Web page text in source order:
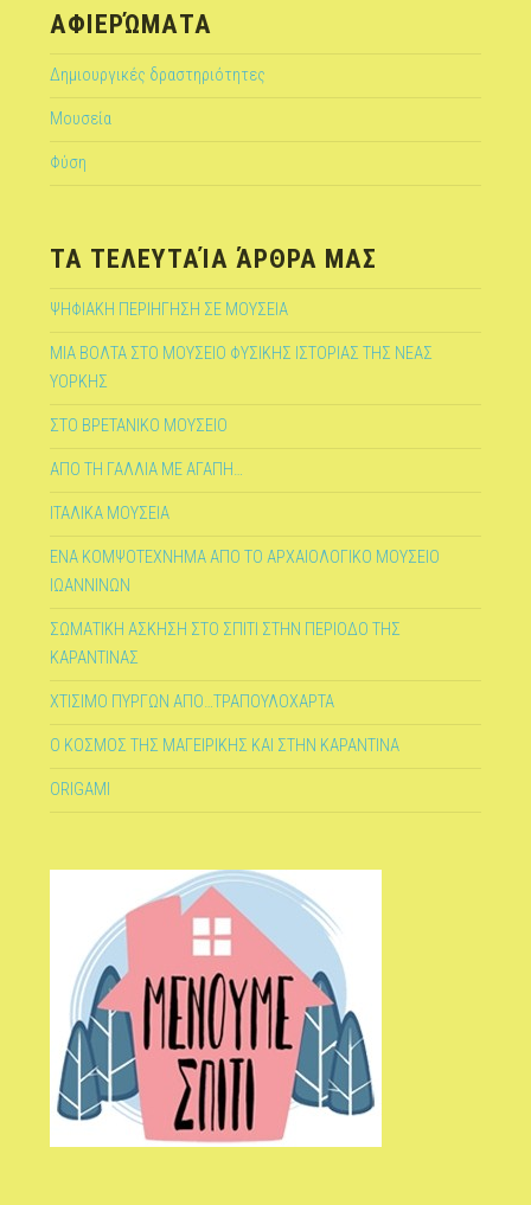
ΑΦΙΕΡΏΜΑΤΑ
Δημιουργικές δραστηριότητες
Μουσεία
Φύση
ΤΑ ΤΕΛΕΥΤΑΊΑ ΆΡΘΡΑ ΜΑΣ
ΨΗΦΙΑΚΗ ΠΕΡΙΗΓΗΣΗ ΣΕ ΜΟΥΣΕΙΑ
ΜΙΑ ΒΟΛΤΑ ΣΤΟ ΜΟΥΣΕΙΟ ΦΥΣΙΚΗΣ ΙΣΤΟΡΙΑΣ ΤΗΣ ΝΕΑΣ
ΥΟΡΚΗΣ
ΣΤΟ ΒΡΕΤΑΝΙΚΟ ΜΟΥΣΕΙΟ
ΑΠΟ ΤΗ ΓΑΛΛΙΑ ΜΕ ΑΓΑΠΗ…
ΙΤΑΛΙΚΑ ΜΟΥΣΕΙΑ
ΕΝΑ ΚΟΜΨΟΤΕΧΝΗΜΑ ΑΠΟ ΤΟ ΑΡΧΑΙΟΛΟΓΙΚΟ ΜΟΥΣΕΙΟ
ΙΩΑΝΝΙΝΩΝ
ΣΩΜΑΤΙΚΗ ΑΣΚΗΣΗ ΣΤΟ ΣΠΙΤΙ ΣΤΗΝ ΠΕΡΙΟΔΟ ΤΗΣ
ΚΑΡΑΝΤΙΝΑΣ
ΧΤΙΣΙΜΟ ΠΥΡΓΩΝ ΑΠΟ…ΤΡΑΠΟΥΛΟΧΑΡΤΑ
Ο ΚΟΣΜΟΣ ΤΗΣ ΜΑΓΕΙΡΙΚΗΣ ΚΑΙ ΣΤΗΝ ΚΑΡΑΝΤΙΝΑ
ORIGAMI